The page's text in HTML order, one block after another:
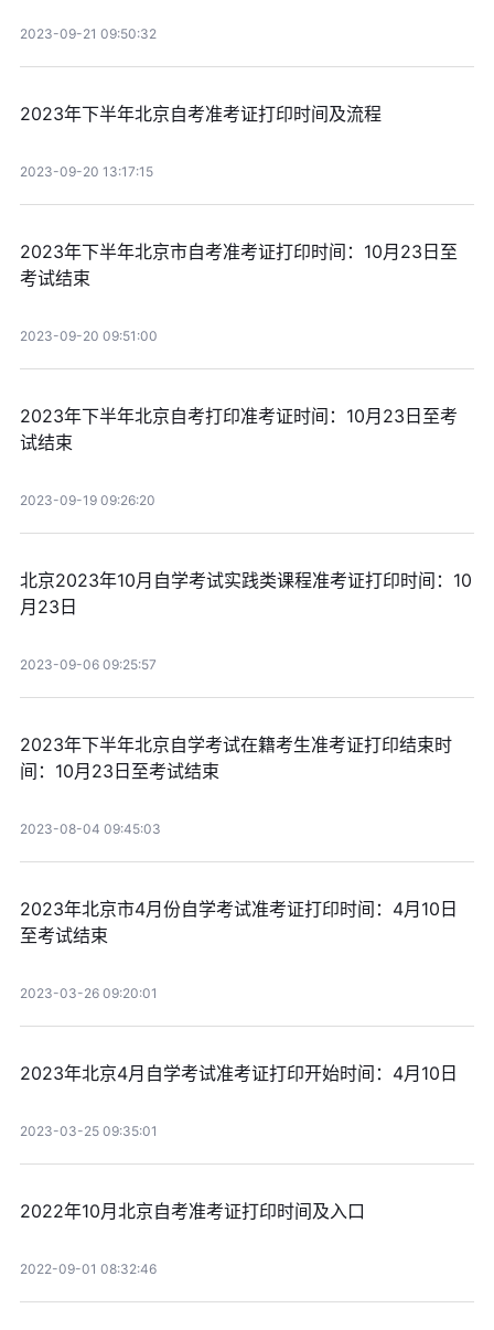
2023-09-21 09:50:32
2023年下半年北京自考准考证打印时间及流程
2023-09-20 13:17:15
2023年下半年北京市自考准考证打印时间：10月23日至
考试结束
2023-09-20 09:51:00
2023年下半年北京自考打印准考证时间：10月23日至考
试结束
2023-09-19 09:26:20
北京2023年10月自学考试实践类课程准考证打印时间：10
月23日
2023-09-06 09:25:57
2023年下半年北京自学考试在籍考生准考证打印结束时
间：10月23日至考试结束
2023-08-04 09:45:03
2023年北京市4月份自学考试准考证打印时间：4月10日
至考试结束
2023-03-26 09:20:01
2023年北京4月自学考试准考证打印开始时间：4月10日
2023-03-25 09:35:01
2022年10月北京自考准考证打印时间及入口
2022-09-01 08:32:46